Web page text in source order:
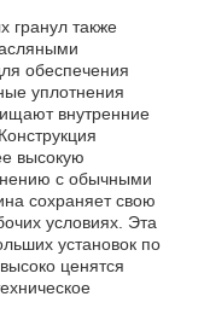
гранул также
обеспечения
уплотнения
внутренние
высокую
с обычными
сохраняет свою
условиях. Эта
установок по
ценятся